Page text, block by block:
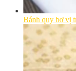
Bánh quy bơ vị